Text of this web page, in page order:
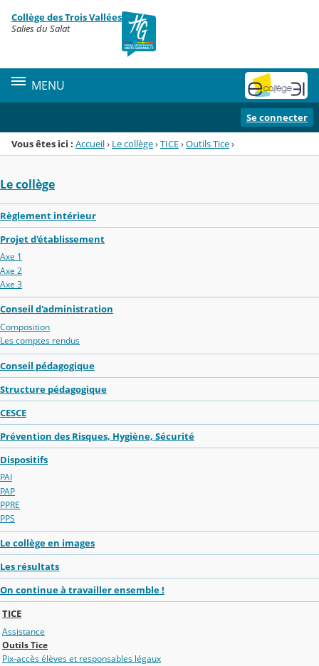
Menu de la rubrique
Contenu
Collège des Trois Vallées
Salies du Salat
MENU
Se connecter
Vous êtes ici : Accueil› Le collège›TICE›Outils Tice›
Le collège
Règlement intérieur
Projet d'établissement
Axe 1
Axe 2
Axe 3
Conseil d'administration
Composition
Les comptes rendus
Conseil pédagogique
Structure pédagogique
CESCE
Prévention des Risques, Hygiène, Sécurité
Dispositifs
PAI
PAP
PPRE
PPS
Le collège en images
Les résultats
On continue à travailler ensemble !
TICE
Assistance
Outils Tice
Pix-accès élèves et responsables légaux